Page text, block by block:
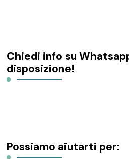
Chiedi info su
disposizione!
Possiamo aiutarti per: